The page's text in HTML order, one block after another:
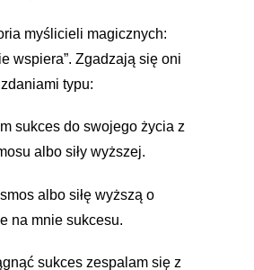
myślicieli magicznych:
wspiera”. Zgadzają się oni
typu:
sukces do swojego życia z
albo siły wyższej.
albo siłę wyższą o
na mnie sukcesu.
sukces zespalam się z